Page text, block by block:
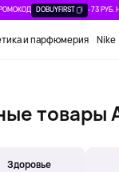
DOBUYFIRST -73 РУБ.
и парфюмерия Nike
товары
Здоровье